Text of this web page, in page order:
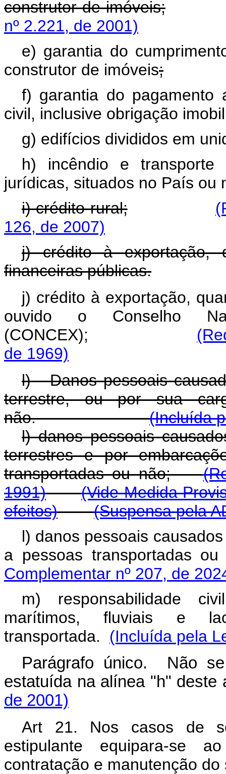
construtor de imóveis;
nº 2.221, de 2001)
e) garantia do
construtor de imóveis;
f) garantia do pagamento
civil, inclusive obrigação
g) edifícios divididos em
h) incêndio e transporte
jurídicas, situados no País ou
i) crédito rural;
126, de 2007)
j) crédito à exportação,
financeiras públicas.
j) crédito à exportação,
ouvido o Conselho
(CONCEX);
de 1969)
l) - Danos pessoais
terrestre, ou por sua
não.(Incluída
l) danos pessoais
terrestres e por
transportadas ou não;
1991)
(Vide Medida
efeitos)
(Suspensa pela
l) danos pessoais
a pessoas
Complementar nº 207, de
m) responsabilidade
marítimos, fluviais e
transportada. (Incluída pela
Parágrafo único. Não
estatuída na alínea "h"
de 2001)
Art 21. Nos casos de
estipulante equipara-se
contratação e manutenção do